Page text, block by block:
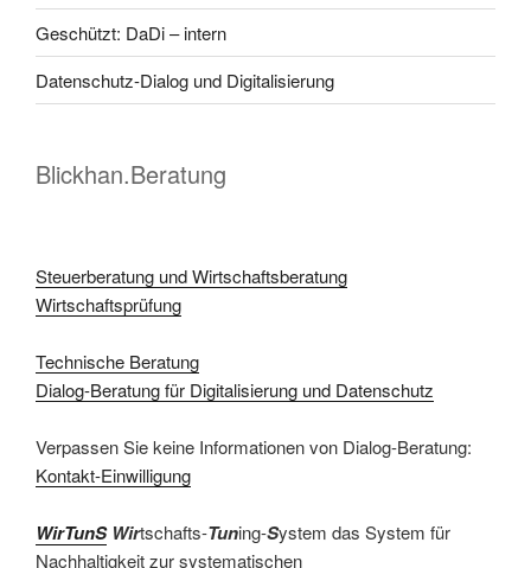
Geschützt: DaDi – intern
Datenschutz-Dialog und Digitalisierung
Blickhan.Beratung
Steuerberatung und Wirtschaftsberatung
Wirtschaftsprüfung
Technische Beratung
Dialog-Beratung für Digitalisierung und Datenschutz
Verpassen Sie keine Informationen von Dialog-Beratung:
Kontakt-Einwilligung
WirTunSWirtschafts-Tuning-System das System für
Nachhaltigkeit zur systematischen